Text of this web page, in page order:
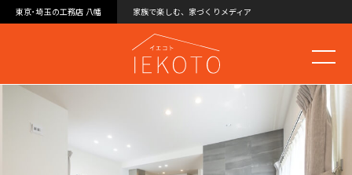
東京･埼玉の工務店 八幡 家族で楽しむ、家づくりメディア